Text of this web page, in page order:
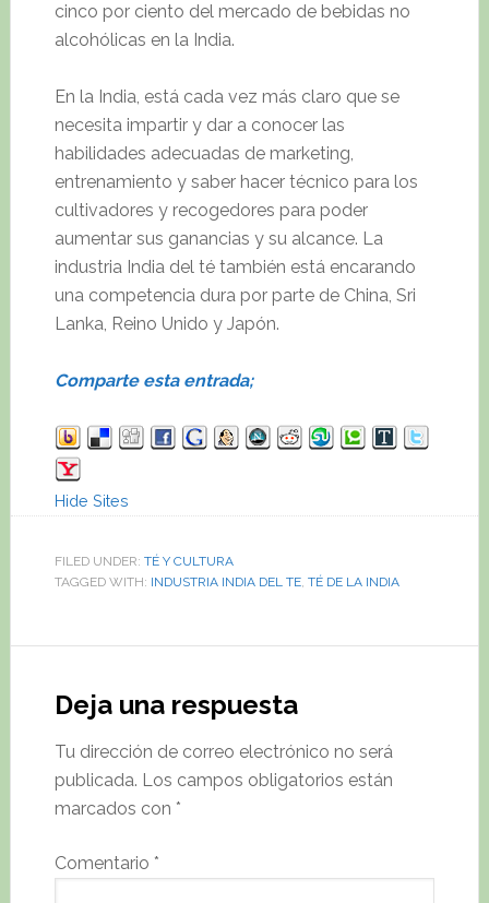
cinco por ciento del mercado de bebidas no
alcohólicas en la India.
En la India, está cada vez más claro que se
necesita impartir y dar a conocer las
habilidades adecuadas de marketing,
entrenamiento y saber hacer técnico para los
cultivadores y recogedores para poder
aumentar sus ganancias y su alcance. La
industria India del té también está encarando
una competencia dura por parte de China, Sri
Lanka, Reino Unido y Japón.
Comparte esta entrada;
Hide Sites
FILED UNDER: TÉ Y CULTURA
TAGGED WITH: INDUSTRIA INDIA DEL TE, TÉ DE LA INDIA
Interactions
Deja una respuesta
Tu dirección de correo electrónico no será
publicada. Los campos obligatorios están
marcados con *
Comentario *